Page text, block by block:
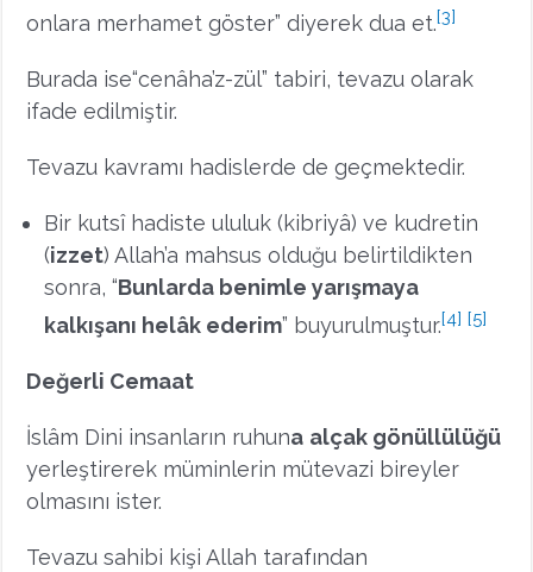
onlara merhamet göster” diyerek dua et.[3]
Burada ise“cenâha’z-zül” tabiri, tevazu olarak
ifade edilmiştir.
Tevazu kavramı hadislerde de geçmektedir.
Bir kutsî hadiste ululuk (kibriyâ) ve kudretin
(izzet) Allah’a mahsus olduğu belirtildikten
sonra, “Bunlarda benimle yarışmaya
kalkışanı helâk ederim” buyurulmuştur.[4] [5]
Değerli Cemaat
İslâm Dini insanların ruhuna alçak gönüllülüğü
yerleştirerek müminlerin mütevazi bireyler
olmasını ister.
Tevazu sahibi kişi Allah tarafından